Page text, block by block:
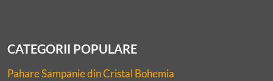
CATEGORII POPULARE
Pahare Sampanie din Cristal Bohemia